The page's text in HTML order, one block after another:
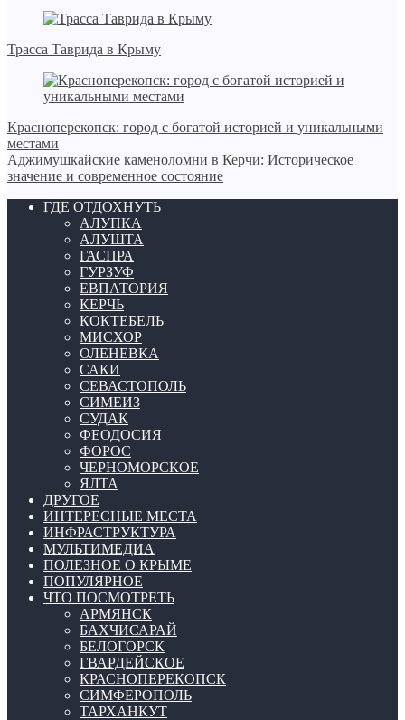
Трасса Таврида в Крыму
Красноперекопск: город с богатой историей и уникальными
местами
Аджимушкайские каменоломни в Керчи: Историческое
значение и современное состояние
ГДЕ ОТДОХНУТЬ
АЛУПКА
АЛУШТА
ГАСПРА
ГУРЗУФ
ЕВПАТОРИЯ
КЕРЧЬ
КОКТЕБЕЛЬ
МИСХОР
ОЛЕНЕВКА
САКИ
СЕВАСТОПОЛЬ
СИМЕИЗ
СУДАК
ФЕОДОСИЯ
ФОРОС
ЧЕРНОМОРСКОЕ
ЯЛТА
ДРУГОЕ
ИНТЕРЕСНЫЕ МЕСТА
ИНФРАСТРУКТУРА
МУЛЬТИМЕДИА
ПОЛЕЗНОЕ О КРЫМЕ
ПОПУЛЯРНОЕ
ЧТО ПОСМОТРЕТЬ
АРМЯНСК
БАХЧИСАРАЙ
БЕЛОГОРСК
ГВАРДЕЙСКОЕ
КРАСНОПЕРЕКОПСК
СИМФЕРОПОЛЬ
ТАРХАНКУТ